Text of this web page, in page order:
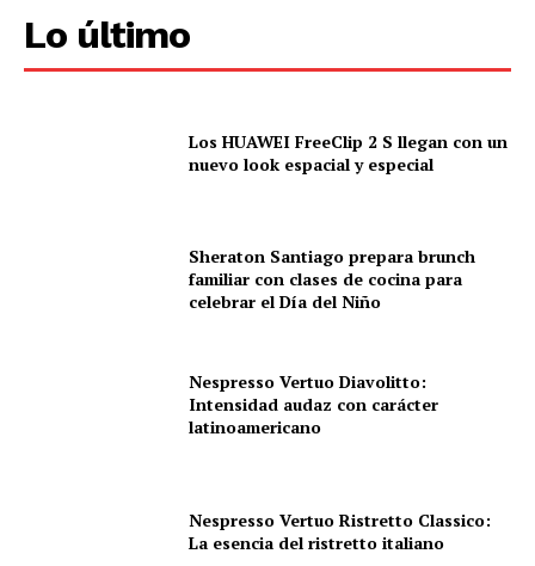
Lo último
Los HUAWEI FreeClip 2 S llegan con un
nuevo look espacial y especial
Sheraton Santiago prepara brunch
familiar con clases de cocina para
celebrar el Día del Niño
Nespresso Vertuo Diavolitto:
Intensidad audaz con carácter
latinoamericano
Nespresso Vertuo Ristretto Classico:
La esencia del ristretto italiano